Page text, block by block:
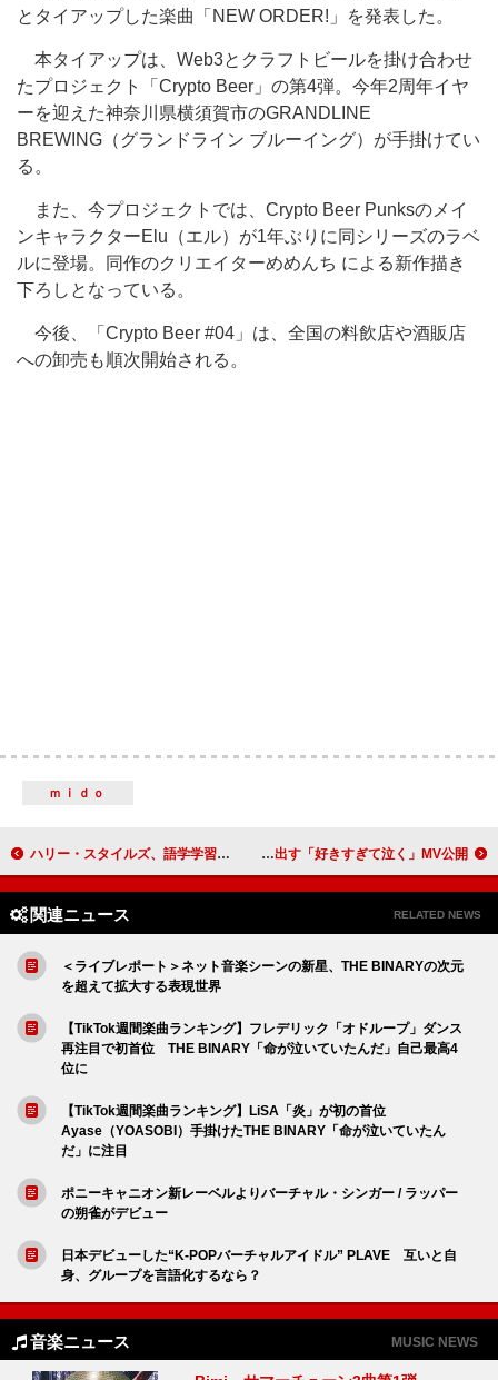
とタイアップした楽曲「NEW ORDER!」を発表した。
本タイアップは、Web3とクラフトビールを掛け合わせ
たプロジェクト「Crypto Beer」の第4弾。今年2周年イヤ
ーを迎えた神奈川県横須賀市のGRANDLINE
BREWING（グランドライン ブルーイング）が手掛けてい
る。
また、今プロジェクトでは、Crypto Beer Punksのメイ
ンキャラクターElu（エル）が1年ぶりに同シリーズのラベ
ルに登場。同作のクリエイターめめんち による新作描き
下ろしとなっている。
今後、「Crypto Beer #04」は、全国の料飲店や酒販店
への卸売も順次開始される。
ｍｉｄｏ
ハリー・スタイルズ、語学学習のために会員制マッチングアプリに登録していると明かす STU48、山口県の雄大な自然美＆幻想的な演出で描き出す「好きすぎて泣く」MV公開
関連ニュース RELATED NEWS
＜ライブレポート＞ネット音楽シーンの新星、THE BINARYの次元
を超えて拡大する表現世界
【TikTok週間楽曲ランキング】フレデリック「オドループ」ダンス
再注目で初首位 THE BINARY「命が泣いていたんだ」自己最高4
位に
【TikTok週間楽曲ランキング】LiSA「炎」が初の首位
Ayase（YOASOBI）手掛けたTHE BINARY「命が泣いていたん
だ」に注目
ポニーキャニオン新レーベルよりバーチャル・シンガー / ラッパー
の朔雀がデビュー
日本デビューした“K-POPバーチャルアイドル” PLAVE 互いと自
身、グループを言語化するなら？
音楽ニュース MUSIC NEWS